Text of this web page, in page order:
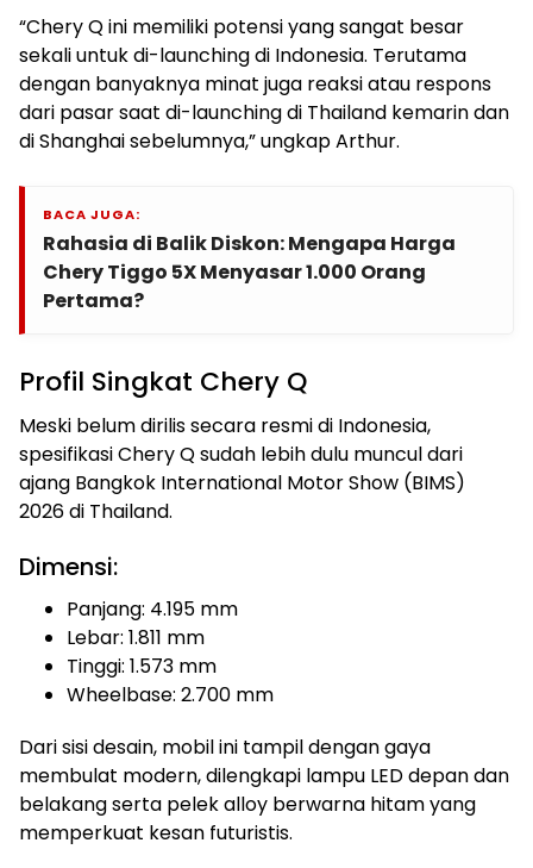
“Chery Q ini memiliki potensi yang sangat besar
sekali untuk di-launching di Indonesia. Terutama
dengan banyaknya minat juga reaksi atau respons
dari pasar saat di-launching di Thailand kemarin dan
di Shanghai sebelumnya,” ungkap Arthur.
BACA JUGA:
Rahasia di Balik Diskon: Mengapa Harga
Chery Tiggo 5X Menyasar 1.000 Orang
Pertama?
Profil Singkat Chery Q
Meski belum dirilis secara resmi di Indonesia,
spesifikasi Chery Q sudah lebih dulu muncul dari
ajang Bangkok International Motor Show (BIMS)
2026 di Thailand.
Dimensi:
Panjang: 4.195 mm
Lebar: 1.811 mm
Tinggi: 1.573 mm
Wheelbase: 2.700 mm
Dari sisi desain, mobil ini tampil dengan gaya
membulat modern, dilengkapi lampu LED depan dan
belakang serta pelek alloy berwarna hitam yang
memperkuat kesan futuristis.